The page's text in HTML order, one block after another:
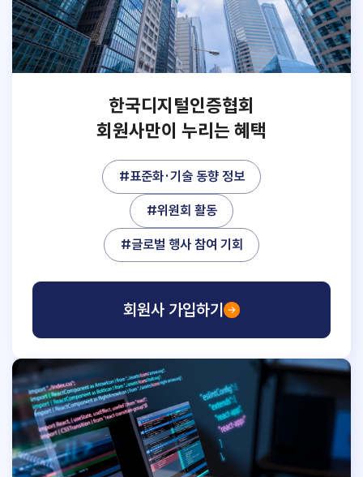
한국디지털인증협회
회원사만이 누리는 혜택
#표준화·기술 동향 정보
#위원회 활동
#글로벌 행사 참여 기회
회원사 가입하기